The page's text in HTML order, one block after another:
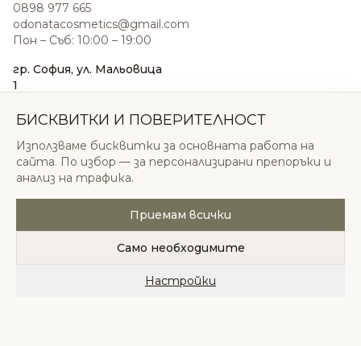
0898 977 665
odonatacosmetics@gmail.com
Пон – Съб: 10:00 – 19:00
гр. София, ул. Мальовица
1
sales@odonatacosmetics.com
Нед: 11:00 – 18:00
© 2026 Одоната Козметикс ООД. Всички права
запазени.
Политика за поверителностОбщи условия
БИСКВИТКИ И ПОВЕРИТЕЛНОСТ
Използваме бисквитки за основната работа на
сайта. По избор — за персонализирани препоръки и
анализ на трафика.
Приемам всички
Само необходимите
Настройки